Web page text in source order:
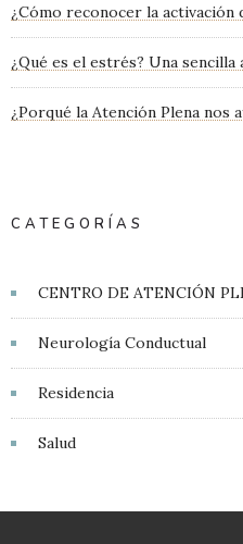
¿Cómo reconocer la activación
¿Qué es el estrés? Una
¿Porqué la Atención Plena nos
CATEGORÍAS
CENTRO DE ATENCIÓN
Neurología Conductual
Residencia
Salud